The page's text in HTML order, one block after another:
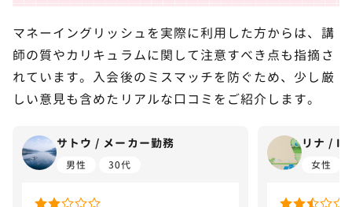
マネーイングリッシュを実際に利用した方からは、講
師の質やカリキュラムに関して注意すべき点も指摘さ
れています。入会後のミスマッチを防ぐため、少し厳
しい意見も含めたリアルな口コミをご紹介します。
サトウ / メーカー勤務
男性 30代
リナ / IT
女性